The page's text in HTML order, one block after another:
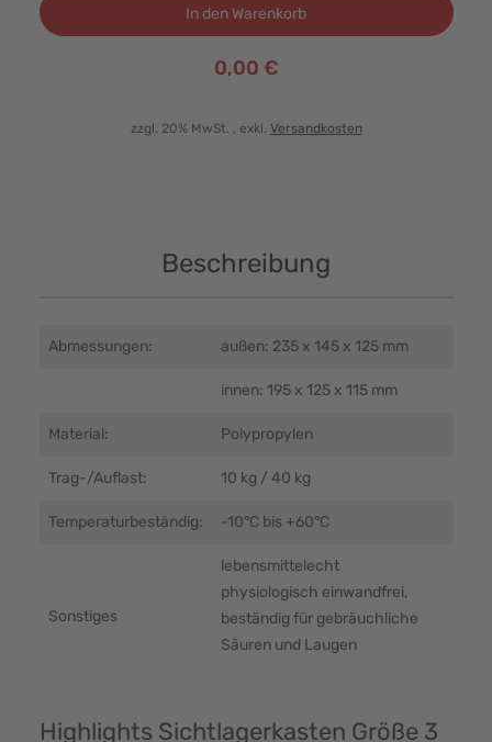
In den Warenkorb
0,00 €
zzgl. 20% MwSt. , exkl. Versandkosten
Beschreibung
Abmessungen: außen: 235 x 145 x 125 mm
innen: 195 x 125 x 115 mm
Material: Polypropylen
Trag-/Auflast: 10 kg / 40 kg
Temperaturbeständig: -10°C bis +60°C
Sonstiges
lebensmittelecht
physiologisch einwandfrei,
beständig für gebräuchliche
Säuren und Laugen
Highlights Sichtlagerkasten Größe 3